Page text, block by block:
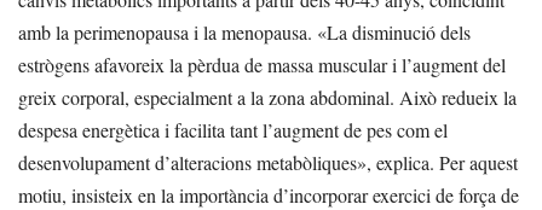
amb la perimenopausa i la menopausa. «La disminució dels
estrògens afavoreix la pèrdua de massa muscular i l’augment del
greix corporal, especialment a la zona abdominal. Això redueix la
despesa energètica i facilita tant l’augment de pes com el
desenvolupament d’alteracions metabòliques», explica. Per aquest
motiu, insisteix en la importància d’incorporar exercici de força de